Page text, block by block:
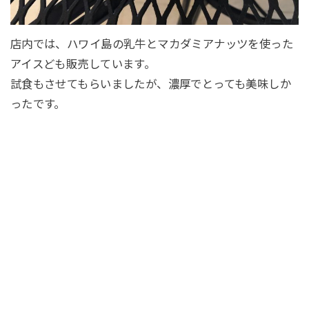
店内では、ハワイ島の乳牛とマカダミアナッツを使った
アイスども販売しています。
試食もさせてもらいましたが、濃厚でとっても美味しか
ったです。